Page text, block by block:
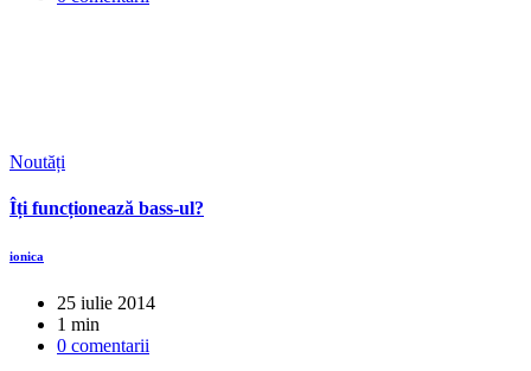
Noutăți
Îți funcționează bass-ul?
ionica
25 iulie 2014
1 min
0 comentarii